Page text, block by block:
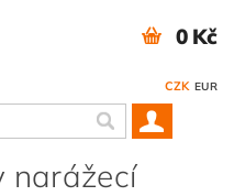
CZK EUR
0 Kč
narážecí